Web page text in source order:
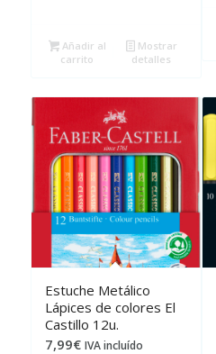
Añadir al
carrito
Mostrar
detalles
Estuche Metálico
Lápices de colores El
Castillo 12u.
7,99€ IVA incluído